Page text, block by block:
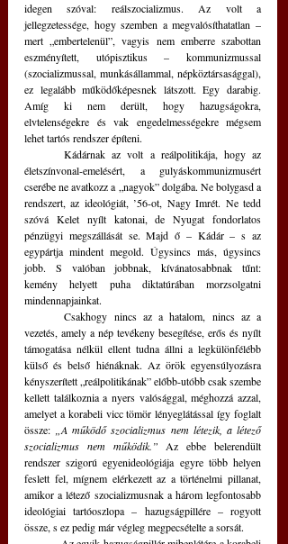
idegen szóval: reálszocializmus. Az volt a
jellegzetessége, hogy szemben a megvalósíthatatlan –
mert „embertelenül”, vagyis nem emberre szabottan
eszményített, utópisztikus – kommunizmussal
(szocializmussal, munkásállammal, népköztársasággal),
ez legalább működőképesnek látszott. Egy darabig.
Amíg ki nem derült, hogy hazugságokra,
elvtelenségekre és vak engedelmességekre mégsem
lehet tartós rendszer építeni.
	Kádárnak az volt a reálpolitikája, hogy az
életszínvonal-emelésért, a gulyáskommunizmusért
cserébe ne avatkozz a „nagyok” dolgába. Ne bolygasd a
rendszert, az ideológiát, ’56-ot, Nagy Imrét. Ne tedd
szóvá Kelet nyílt katonai, de Nyugat fondorlatos
pénzügyi megszállását se. Majd ő – Kádár – s az
egypártja mindent megold. Úgysincs más, úgysincs
jobb. S valóban jobbnak, kívánatosabbnak tűnt:
kemény helyett puha diktatúrában morzsolgatni
mindennapjainkat.
	Csakhogy nincs az a hatalom, nincs az a
vezetés, amely a nép tevékeny besegítése, erős és nyílt
támogatása nélkül ellent tudna állni a legkülönfélébb
külső és belső hiénáknak. Az örök egyensúlyozásra
kényszerített „reálpolitikának” előbb-utóbb csak szembe
kellett találkoznia a nyers valósággal, méghozzá azzal,
amelyet a korabeli vicc tömör lényeglátással így foglalt
össze: „A működő szocializmus nem létezik, a létező
szocializmus nem működik.” Az ebbe belerendült
rendszer szigorú egyenideológiája egyre több helyen
feslett fel, mígnem elérkezett az a történelmi pillanat,
amikor a létező szocializmusnak a három legfontosabb
ideológiai tartóoszlopa – hazugságpillére – rogyott
össze, s ez pedig már végleg megpecsételte a sorsát.